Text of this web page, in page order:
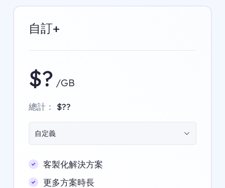
自訂+
$? /GB
總計： $??
自定義
客製化解決方案
更多方案時長